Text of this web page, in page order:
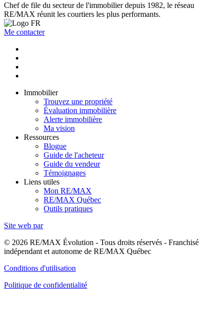
Chef de file du secteur de l'immobilier depuis 1982, le réseau
RE/MAX réunit les courtiers les plus performants.
Me contacter
Immobilier
Trouvez une propriété
Évaluation immobilière
Alerte immobilière
Ma vision
Ressources
Blogue
Guide de l'acheteur
Guide du vendeur
Témoignages
Liens utiles
Mon RE/MAX
RE/MAX Québec
Outils pratiques
Site web par
© 2026 RE/MAX Évolution - Tous droits réservés - Franchisé
indépendant et autonome de RE/MAX Québec
Conditions d'utilisation
Politique de confidentialité